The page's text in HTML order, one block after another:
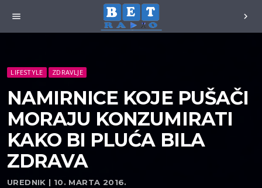
menu chevron_right
LIFESTYLE ZDRAVLJE
NAMIRNICE KOJE PUŠAČI
MORAJU KONZUMIRATI
KAKO BI PLUĆA BILA
ZDRAVA
UREDNIK | 10. MARTA 2016.